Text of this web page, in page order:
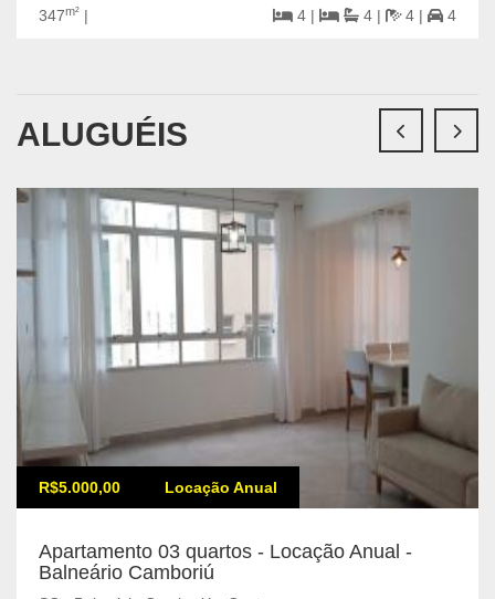
347m² | 4 | 4 | 4 | 4
ALUGUÉIS
R$5.000,00 Locação Anual
Apartamento 03 quartos - Locação Anual -
Balneário Camboriú